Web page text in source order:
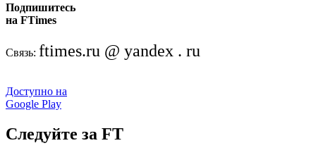
Подпишитесь
на FTimes
Связь: ftimes.ru @ yandex . ru
Доступно на
Google Play
Следуйте за FT